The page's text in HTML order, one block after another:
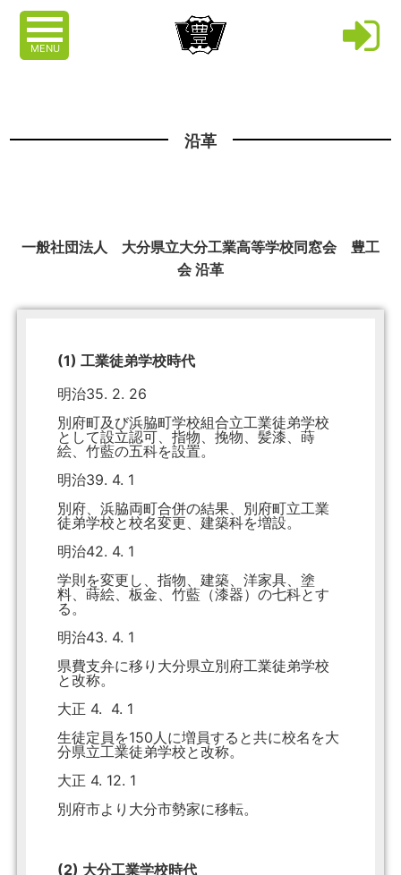
MENU
沿革
一般社団法人 大分県立大分工業高等学校同窓会 豊工
会 沿革
(1) 工業徒弟学校時代
明治35. 2. 26
別府町及び浜脇町学校組合立工業徒弟学校
として設立認可、指物、挽物、髪漆、蒔
絵、竹藍の五科を設置。
明治39. 4. 1
別府、浜脇両町合併の結果、別府町立工業
徒弟学校と校名変更、建築科を増設。
明治42. 4. 1
学則を変更し、指物、建築、洋家具、塗
料、蒔絵、板金、竹藍（漆器）の七科とす
る。
明治43. 4. 1
県費支弁に移り大分県立別府工業徒弟学校
と改称。
大正 4. 4. 1
生徒定員を150人に増員すると共に校名を大
分県立工業徒弟学校と改称。
大正 4. 12. 1
別府市より大分市勢家に移転。
(2) 大分工業学校時代